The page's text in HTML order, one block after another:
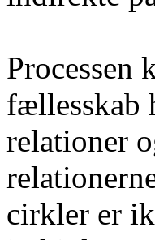
Processen
fællesskab
relationer
cirkler er